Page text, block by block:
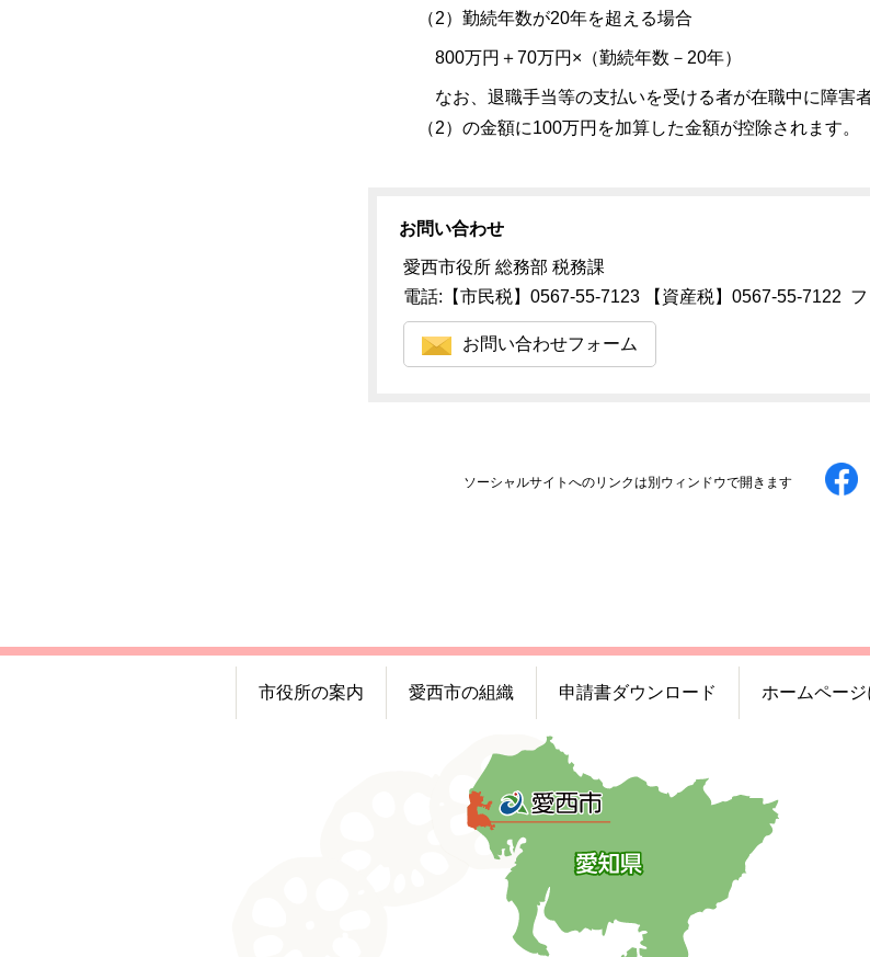
（2）勤続年数が20年を超える場合
800万円＋70万円×（勤続年数－20年）
なお、退職手当等の支払いを受ける者が在職中に障害
（2）の金額に100万円を加算した金額が控除されます。
お問い合わせ
愛西市役所 総務部 税務課
電話:【市民税】0567-55-7123 【資産税】0567-55-7122
お問い合わせフォーム
ソーシャルサイトへのリンクは別ウィンドウで開きます
市役所の案内 愛西市の組織 申請書ダウンロード ホームペー